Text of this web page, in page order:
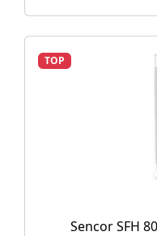
TOP
Sencor SFH